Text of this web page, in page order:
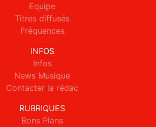
Equipe
Titres diffusés
Fréquences
INFOS
Infos
News Musique
Contacter la rédac
RUBRIQUES
Bons Plans